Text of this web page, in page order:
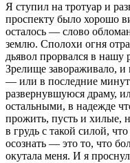
Я ступил на тротуар и
проспекту было хорошо
осталось — слово
землю. Сполохи огня
дьявол прорвался в нашу
Зрелище завораживало, и
— или в последние
развернувшуюся драму,
остальными, в надежде
прожить, пусть и хилые,
в грудь с такой силой,
осознать — это то, что
окутала меня. И я